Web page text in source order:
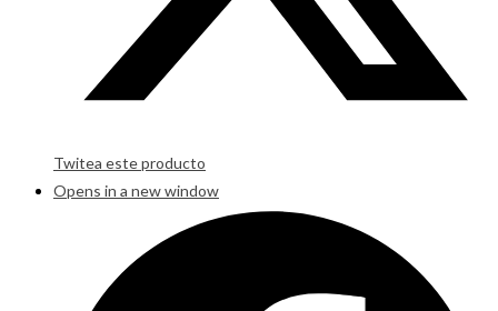
Twitea este producto
Opens in a new window